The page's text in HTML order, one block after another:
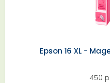
Epson 16 XL -
450